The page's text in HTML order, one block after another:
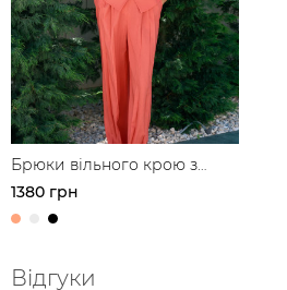
Брюки вільного крою з
защипами з льону
1380 грн
Відгуки